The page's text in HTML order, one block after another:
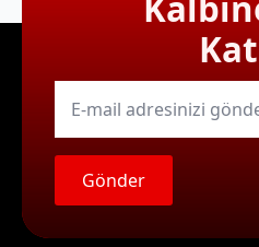
E-
mail
Gönder